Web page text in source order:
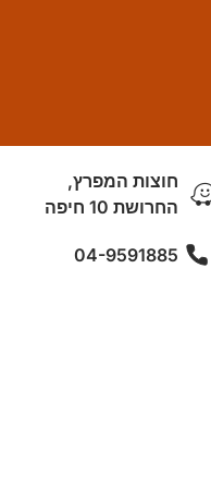
חוצות המפרץ,
החרושת 10 חיפה
04-9591885